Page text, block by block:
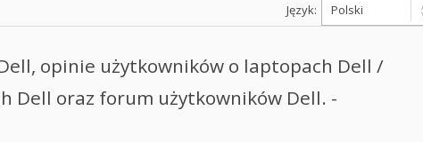
Język:
opinie użytkowników o laptopach Dell /
Dell oraz forum użytkowników Dell. -